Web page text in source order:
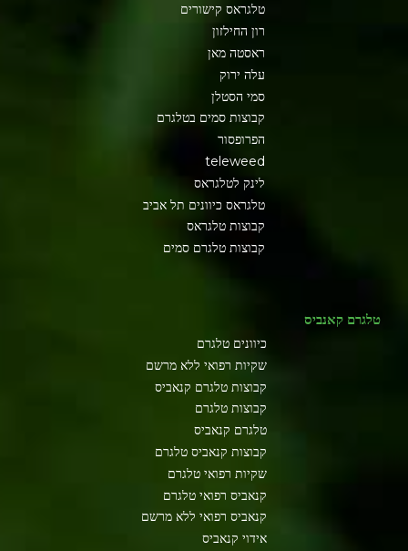
טלגראס קישורים
רון החילזון
ראסטה מאן
עלה ירוק
סמי הסטלן
קבוצות סמים בטלגרם
הפרופסור
teleweed
לינק לטלגראס
טלגראס כיוונים תל אביב
קבוצות טלגראס
קבוצות טלגרם סמים
טלגרם קאנביס
כיוונים טלגרם
שקיות רפואי ללא מרשם
קבוצות טלגרם קנאביס
קבוצות טלגרם
טלגרם קנאביס
קבוצות קנאביס טלגרם
שקיות רפואי טלגרם
קנאביס רפואי טלגרם
קנאביס רפואי ללא מרשם
אידוי קנאביס